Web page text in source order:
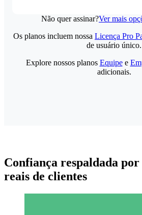
Não quer assinar?Ver mais
Os planos incluem nossa Licença Pro
de usuário único.
Explore nossos planos Equipee
adicionais.
Confiança respaldada por
reais de clientes